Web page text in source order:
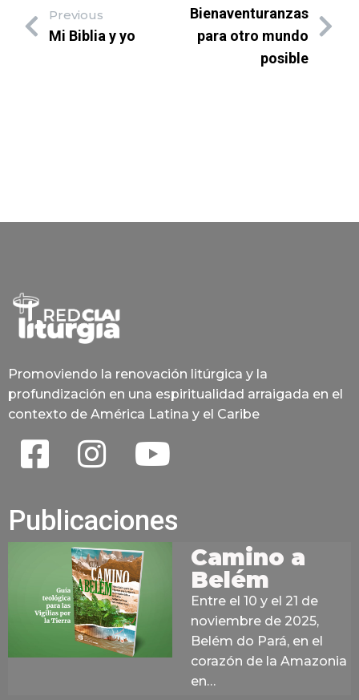
Previous
Mi Biblia y yo
Bienaventuranzas
para otro mundo
posible
Promoviendo la renovación litúrgica y la
profundización en una espiritualidad arraigada en el
contexto de América Latina y el Caribe
Publicaciones
Camino a
Belém
Entre el 10 y el 21 de
noviembre de 2025,
Belém do Pará, en el
corazón de la Amazonia
en…